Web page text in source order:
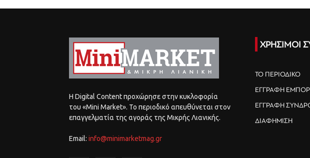
Η Digital Content προχώρησε στην κυκλοφορία
του «Mini Market». Το περιοδικό απευθύνεται στον
επαγγελματία της αγοράς της Μικρής Λιανικής.
Email: info@minimarketmag.gr
ΧΡΗΣΙΜΟΙ
ΤΟ ΠΕΡΙΟΔΙΚΟ
ΕΓΓΡΑΦΗ
ΕΓΓΡΑΦΗ
ΔΙΑΦΗΜΙΣΗ